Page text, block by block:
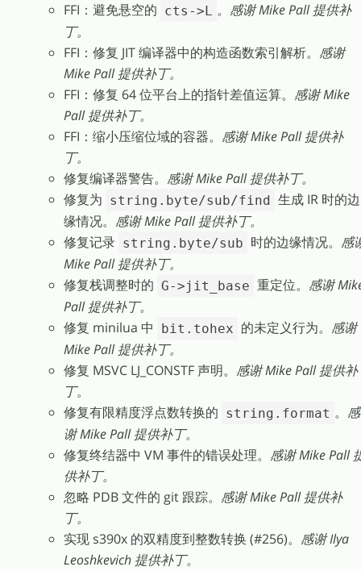
FFI：避免悬空的 cts->L 。 感谢 Mike Pall 提供补
丁。
FFI：修复 JIT 编译器中的构造函数索引解析。 感谢
Mike Pall 提供补丁。
FFI：修复 64 位平台上的指针差值运算。 感谢 Mike
Pall 提供补丁。
FFI：缩小压缩位域的容器。 感谢 Mike Pall 提供补
丁。
修复编译器警告。 感谢 Mike Pall 提供补丁。
修复为 string.byte/sub/find 生成 IR 时的边
缘情况。 感谢 Mike Pall 提供补丁。
修复记录 string.byte/sub 时的边缘情况。 感
Mike Pall 提供补丁。
修复栈调整时的 G->jit_base 重定位。 感谢
Pall 提供补丁。
修复 minilua 中
bit.tohex 的未定义行为。 感谢
Mike Pall 提供补丁。
修复 MSVC LJ_CONSTF 声明。 感谢 Mike Pall 提供补
丁。
修复有限精度浮点数转换的 string.format 。 感
谢 Mike Pall 提供补丁。
修复终结器中 VM 事件的错误处理。 感谢 Mike Pall
供补丁。
忽略 PDB 文件的 git 跟踪。 感谢 Mike Pall 提供补
丁。
实现 s390x 的双精度到整数转换 (#256)。 感谢 Ilya
Leoshkevich 提供补丁。